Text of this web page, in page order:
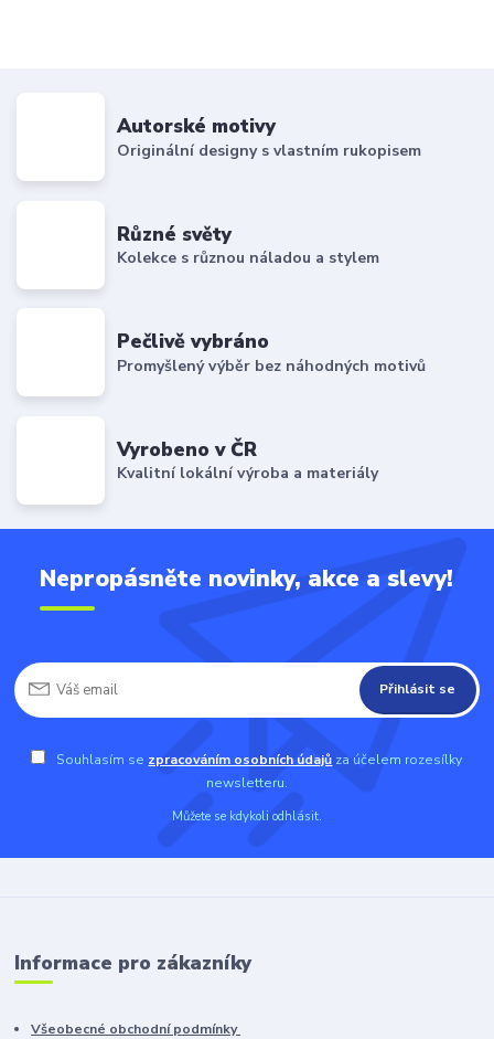
Autorské motivy
Originální designy s vlastním rukopisem
Různé světy
Kolekce s různou náladou a stylem
Pečlivě vybráno
Promyšlený výběr bez náhodných motivů
Vyrobeno v ČR
Kvalitní lokální výroba a materiály
Nepropásněte novinky, akce a slevy!
Přihlásit se
Souhlasím se zpracováním osobních údajů za účelem rozesílky
newsletteru.
Můžete se kdykoli odhlásit.
Informace pro zákazníky
Všeobecné obchodní podmínky